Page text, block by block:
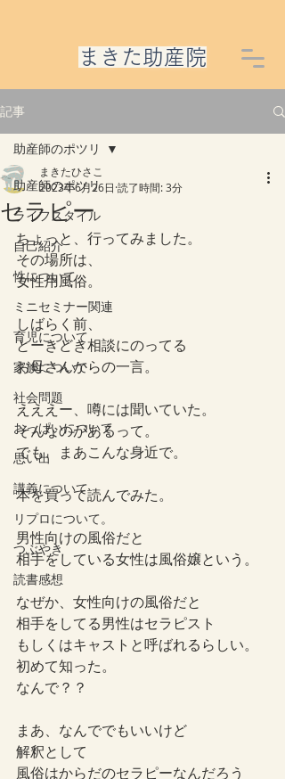
​まきた助産院
記事
助産師のポツリ
ライフスタイル
自己紹介
性について
ミニセミナー関連
育児について
家族について
社会問題
おっぱいについて
思い出
講義について
リプロについて。
つぶやき
読書感想
助産師のポツリ
セラピー
まきたひさこ
2023年6月26日 読了時間: 3分
ちょっと、行ってみました。
その場所は、
女性用風俗。
しばらく前、
とーきどき相談にのってる
お母さんからの一言。
えええー、噂には聞いていた。
そんなのがあるって。
でも、まあこんな身近で。
本を買って読んでみた。
男性向けの風俗だと
相手をしている女性は風俗嬢という。
なぜか、女性向けの風俗だと
相手をしてる男性はセラピスト
もしくはキャストと呼ばれるらしい。
初めて知った。
なんで？？
まあ、なんででもいいけど
解釈として
風俗はからだのセラピーなんだろう